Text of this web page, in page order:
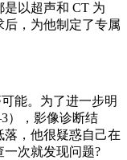
以超声和 CT 为
，为他制定了专属
能。为了进一步明
），影像诊断结
，他很疑惑自己在
一次就发现问题?